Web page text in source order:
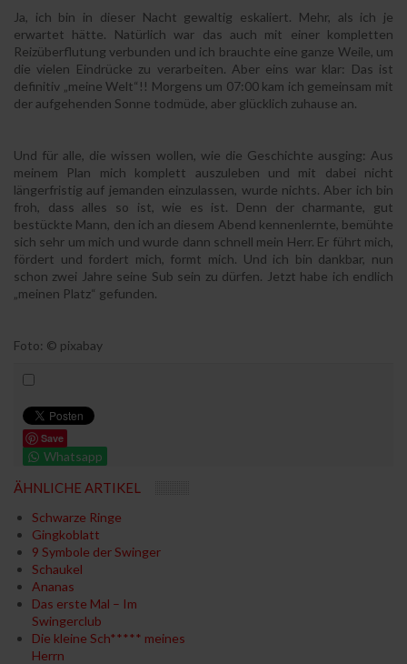
Ja, ich bin in dieser Nacht gewaltig eskaliert. Mehr, als ich je
erwartet hätte. Natürlich war das auch mit einer kompletten
Reizüberflutung verbunden und ich brauchte eine ganze Weile, um
die vielen Eindrücke zu verarbeiten. Aber eins war klar: Das ist
definitiv „meine Welt“!! Morgens um 07:00 kam ich gemeinsam mit
der aufgehenden Sonne todmüde, aber glücklich zuhause an.
Und für alle, die wissen wollen, wie die Geschichte ausging: Aus
meinem Plan mich komplett auszuleben und mit dabei nicht
längerfristig auf jemanden einzulassen, wurde nichts. Aber ich bin
froh, dass alles so ist, wie es ist. Denn der charmante, gut
bestückte Mann, den ich an diesem Abend kennenlernte, bemühte
sich sehr um mich und wurde dann schnell mein Herr. Er führt mich,
fördert und fordert mich, formt mich. Und ich bin dankbar, nun
schon zwei Jahre seine Sub sein zu dürfen. Jetzt habe ich endlich
„meinen Platz“ gefunden.
Foto: © pixabay
Save
Whatsapp
ÄHNLICHE ARTIKEL
Schwarze Ringe
Gingkoblatt
9 Symbole der Swinger
Schaukel
Ananas
Das erste Mal – Im
Swingerclub
Die kleine Sch***** meines
Herrn